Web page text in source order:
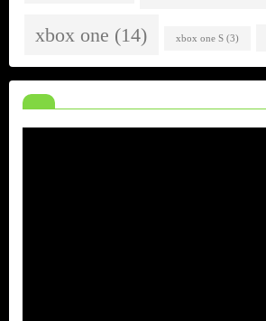
xbox one (14) xbox one S(3)